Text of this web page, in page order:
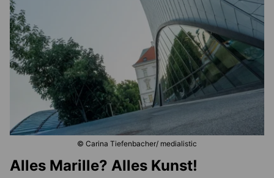
© Carina Tiefenbacher/ medialistic
Alles Marille? Alles Kunst!